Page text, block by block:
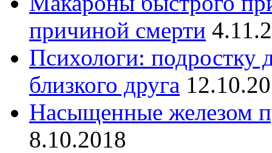
причиной смерти
Психологи: подростку
близкого друга
Насыщенные железом
8.10.2018